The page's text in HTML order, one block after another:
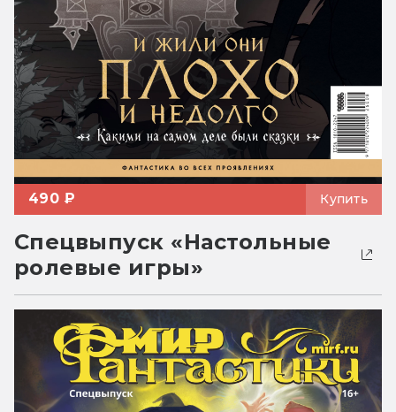
490 ₽ Купить
Спецвыпуск «Настольные
ролевые игры»